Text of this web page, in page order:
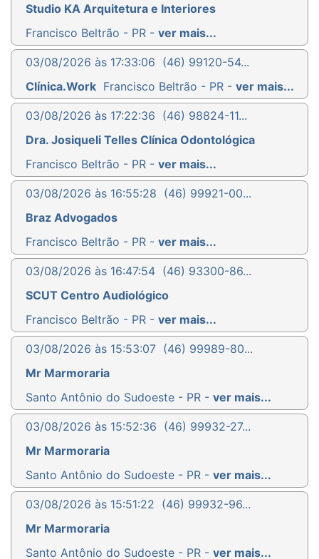
Studio KA Arquitetura e Interiores
Francisco Beltrão - PR - ver mais...
03/08/2026 às 17:33:06 (46) 99120-54...
Clínica.Work Francisco Beltrão - PR - ver mais...
03/08/2026 às 17:22:36 (46) 98824-11...
Dra. Josiqueli Telles Clínica Odontológica
Francisco Beltrão - PR - ver mais...
03/08/2026 às 16:55:28 (46) 99921-00...
Braz Advogados
Francisco Beltrão - PR - ver mais...
03/08/2026 às 16:47:54 (46) 93300-86...
SCUT Centro Audiológico
Francisco Beltrão - PR - ver mais...
03/08/2026 às 15:53:07 (46) 99989-80...
Mr Marmoraria
Santo Antônio do Sudoeste - PR - ver mais...
03/08/2026 às 15:52:36 (46) 99932-27...
Mr Marmoraria
Santo Antônio do Sudoeste - PR - ver mais...
03/08/2026 às 15:51:22 (46) 99932-96...
Mr Marmoraria
Santo Antônio do Sudoeste - PR - ver mais...